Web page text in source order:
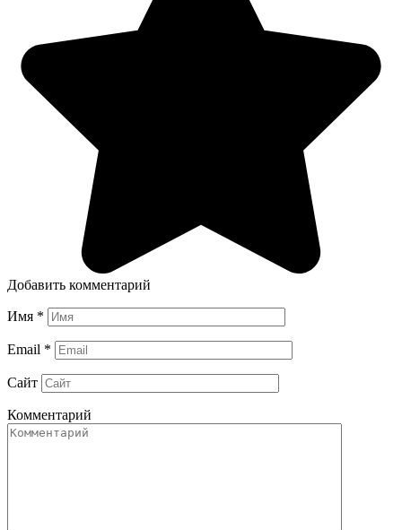
Добавить комментарий
Имя *
Email *
Сайт
Комментарий